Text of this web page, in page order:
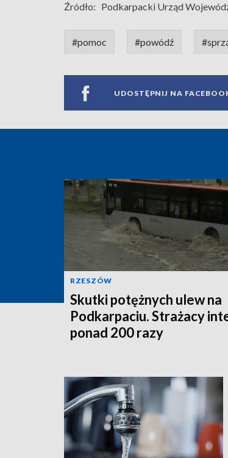
Źródło: Podkarpacki Urząd
#pomoc #powódź
UDOSTĘPNIJ NA
RZESZÓW
Skutki potężnych ulew na
Podkarpaciu. Strażacy
ponad 200 razy